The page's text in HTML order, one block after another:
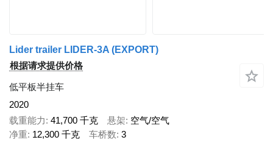
Lider trailer LIDER-3A (EXPORT)
根据请求提供价格
低平板半挂车
2020
载重能力 41,700 千克 悬架 空气/空气
净重 12,300 千克 车桥数 3